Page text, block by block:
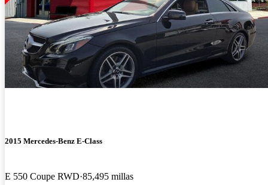
2015 Mercedes-Benz E-Class
E 550 Coupe RWD 85,495 millas